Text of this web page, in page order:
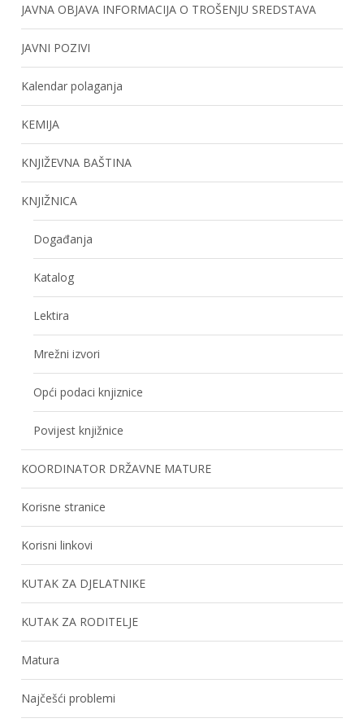
JAVNA OBJAVA INFORMACIJA O TROŠENJU SREDSTAVA
JAVNI POZIVI
Kalendar polaganja
KEMIJA
KNJIŽEVNA BAŠTINA
KNJIŽNICA
Događanja
Katalog
Lektira
Mrežni izvori
Opći podaci knjiznice
Povijest knjižnice
KOORDINATOR DRŽAVNE MATURE
Korisne stranice
Korisni linkovi
KUTAK ZA DJELATNIKE
KUTAK ZA RODITELJE
Matura
Najčešći problemi